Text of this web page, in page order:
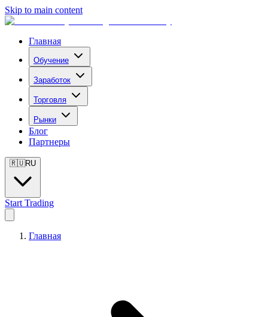
Skip to main content
Главная
Обучение
Заработок
Торговля
Рынки
Блог
Партнеры
🇷🇺RU
Start Trading
Главная